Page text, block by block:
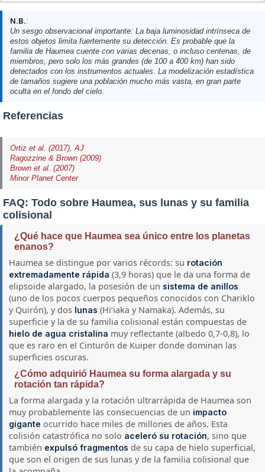
N.B.:
Un sesgo observacional importante: La baja luminosidad intrínseca de
estos objetos limita fuertemente su detección. Es probable que la
familia de Haumea cuente con varias decenas, o incluso centenas, de
miembros, pero solo los más grandes (de 100 a 400 km) han sido
detectados con los instrumentos actuales. La modelización estadística
de tamaños sugiere una población mucho más vasta, en gran parte
oculta en el fondo del cielo.
Referencias
Ortiz et al. (2017), AJ
Ragozzine & Brown (2009)
Brown et al. (2007)
Minor Planet Center
FAQ: Todo sobre Haumea, sus lunas y su familia
colisional
¿Qué hace que Haumea sea único entre los planetas
enanos?
Haumea se distingue por varios récords: su rotación
extremadamente rápida (3,9 horas) que le da una forma de
elipsoide alargado, la posesión de un sistema de anillos
(uno de los pocos cuerpos pequeños conocidos con Chariklo
y Quirón), y dos lunas (Hiʻiaka y Namaka). Además, su
superficie y la de su familia colisional están compuestas de
hielo de agua cristalina muy reflectante (albedo 0,7-0,8), lo
que es raro en el Cinturón de Kuiper donde dominan las
superficies oscuras.
¿Cómo adquirió Haumea su forma alargada y su
rotación tan rápida?
La forma alargada y la rotación ultrarrápida de Haumea son
muy probablemente las consecuencias de un impacto
gigante ocurrido hace miles de millones de años. Esta
colisión catastrófica no solo aceleró su rotación, sino que
también expulsó fragmentos de su capa de hielo superficial,
que son el origen de sus lunas y de la familia colisional que